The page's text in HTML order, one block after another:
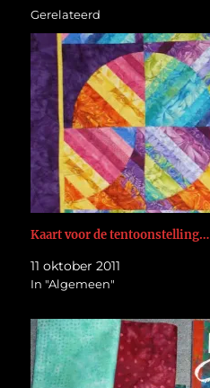
Gerelateerd
Kaart voor de tentoonstelling…
11 oktober 2011
In "Algemeen"